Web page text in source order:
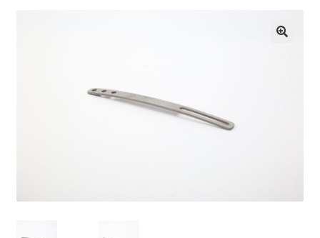
Vertrag widerrufen
Zahlungsarten